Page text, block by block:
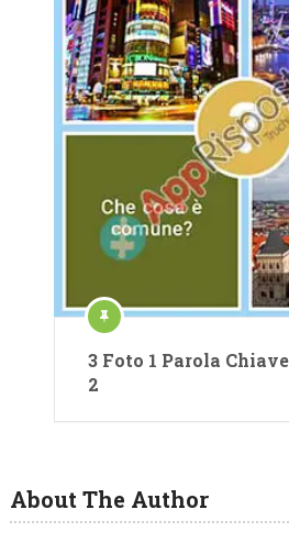
3 Foto 1 Parola
2
About The Author